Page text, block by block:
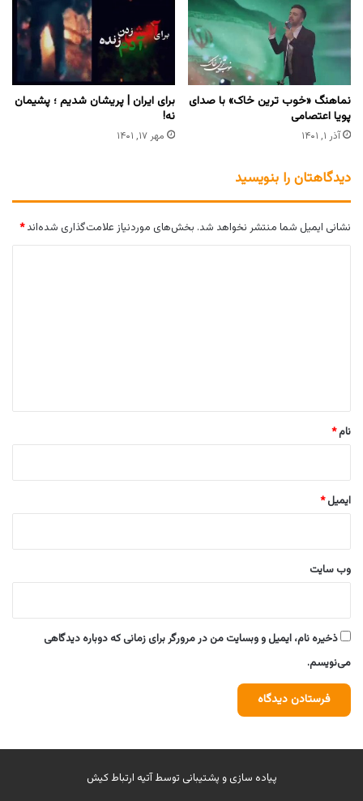
نماهنگ «خوب ترین خاک» با صدای
پویا اعتصامی
آذر ۱, ۱۴۰۱
برای ایران | پریشان شدیم ؛ پشیمان
نه!
مهر ۱۷, ۱۴۰۱
دیدگاهتان را بنویسید
نشانی ایمیل شما منتشر نخواهد شد. بخش‌های موردنیاز علامت‌گذاری شده‌اند*
نام*
ایمیل*
وب‌ سایت
ذخیره نام، ایمیل و وبسایت من در مرورگر برای زمانی که دوباره دیدگاهی
می‌نویسم.
پیاده سازی و پشتیبانی توسطآتیه ارتباط کیش